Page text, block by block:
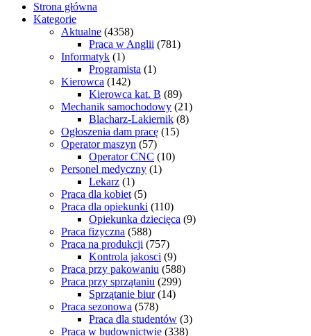
Strona główna
Kategorie
Aktualne (4358)
Praca w Anglii (781)
Informatyk (1)
Programista (1)
Kierowca (142)
Kierowca kat. B (89)
Mechanik samochodowy (21)
Blacharz-Lakiernik (8)
Ogłoszenia dam pracę (15)
Operator maszyn (57)
Operator CNC (10)
Personel medyczny (1)
Lekarz (1)
Praca dla kobiet (5)
Praca dla opiekunki (110)
Opiekunka dziecięca (9)
Praca fizyczna (588)
Praca na produkcji (757)
Kontrola jakosci (9)
Praca przy pakowaniu (588)
Praca przy sprzątaniu (299)
Sprzątanie biur (14)
Praca sezonowa (578)
Praca dla studentów (3)
Praca w budownictwie (338)